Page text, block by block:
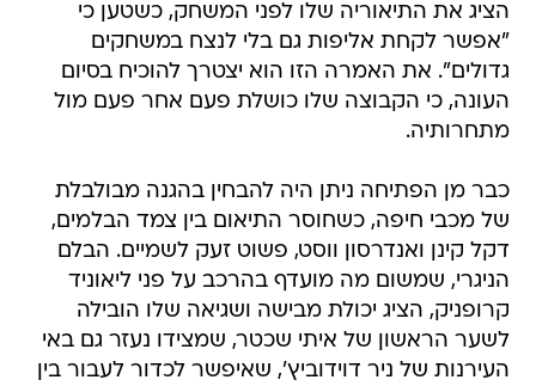
הציג את התיאוריה שלו לפני המשחק, כשטען כי
"אפשר לקחת אליפות גם בלי לנצח במשחקים
גדולים". את האמרה הזו הוא יצטרך להוכיח בסיום
העונה, כי הקבוצה שלו כושלת פעם אחר פעם מול
מתחרותיה.
כבר מן הפתיחה ניתן היה להבחין בהגנה מבולבלת
של מכבי חיפה, כשחוסר התיאום בין צמד הבלמים,
דקל קינן ואנדרסון ווסט, פשוט זעק לשמיים. הבלם
הניגרי, שמשום מה מועדף בהרכב על פני ליאוניד
קרופניק, הציג יכולת מבישה ושגיאה שלו הובילה
לשער הראשון של איתי שכטר, שמצידו נעזר גם באי
העירנות של ניר דוידוביץ', שאיפשר לכדור לעבור בין